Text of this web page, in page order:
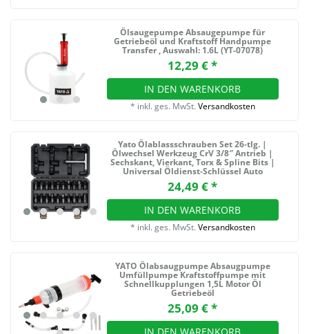
Ölsaugepumpe Absaugepumpe für
Getriebeöl und Kraftstoff Handpumpe
Transfer , Auswahl: 1.6L (YT-07078)
12,29 € *
IN DEN WARENKORB
* inkl. ges. MwSt. Versandkosten
Yato Ölablassschrauben Set 26‑tlg. |
Ölwechsel Werkzeug CrV 3/8″ Antrieb |
Sechskant, Vierkant, Torx & Spline Bits |
Universal Öldienst‑Schlüssel Auto
24,49 € *
IN DEN WARENKORB
* inkl. ges. MwSt. Versandkosten
YATO Ölabsaugpumpe Absaugpumpe
Umfüllpumpe Kraftstoffpumpe mit
Schnellkupplungen 1,5L Motor Öl
Getriebeöl
25,09 € *
IN DEN WARENKORB